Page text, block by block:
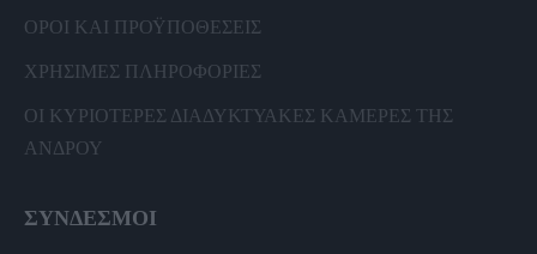
ΟΡΟΙ ΚΑΙ ΠΡΟΫΠΟΘΕΣΕΙΣ
ΧΡΗΣΙΜΕΣ ΠΛΗΡΟΦΟΡΙΕΣ
ΟΙ ΚΥΡΙΟΤΕΡΕΣ ΔΙΑΔΥΚΤΥΑΚΕΣ ΚΑΜΕΡΕΣ ΤΗΣ
ΑΝΔΡΟΥ
ΣΥΝΔΕΣΜΟΙ